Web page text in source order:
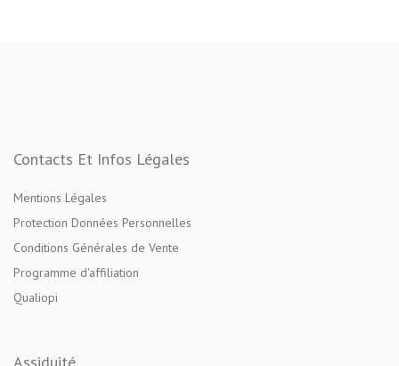
Contacts Et Infos Légales
Mentions Légales
Protection Données Personnelles
Conditions Générales de Vente
Programme d'affiliation
Qualiopi